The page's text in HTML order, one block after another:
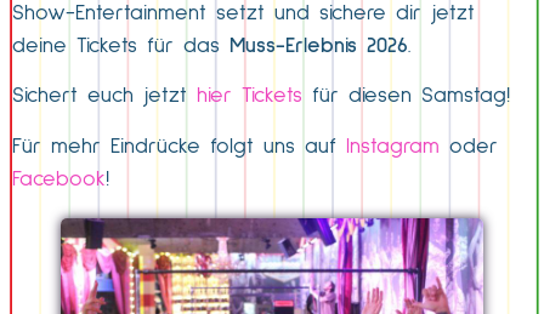
Show-Entertainment setzt und sichere dir jetzt
deine Tickets für das
Muss-Erlebnis 2026.
Sichert euch jetzt hier Tickets für diesen Samstag!
Für mehr Eindrücke folgt uns auf Instagram oder
Facebook!